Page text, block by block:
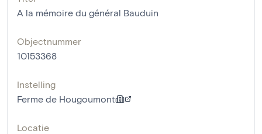
A la mémoire du général Bauduin
Objectnummer
10153368
Instelling
Ferme de Hougoumont
Locatie